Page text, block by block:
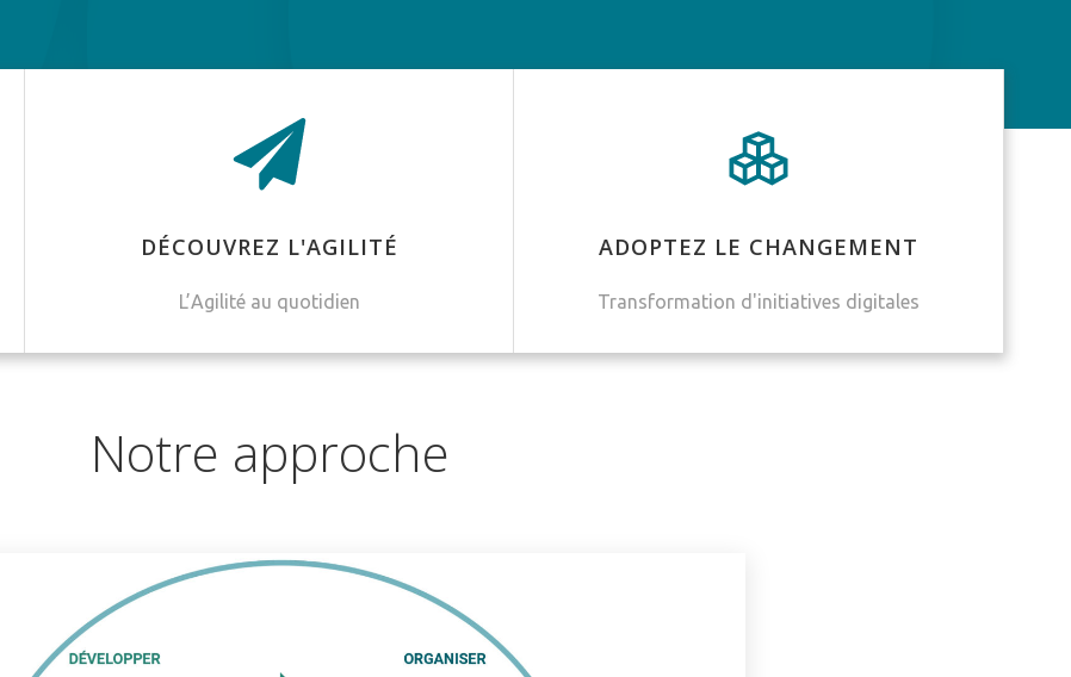
DÉCOUVREZ L'AGILITÉ
L’Agilité au quotidien
ADOPTEZ LE CHANGEMENT
Transformation d'initiatives digitales
Notre approche